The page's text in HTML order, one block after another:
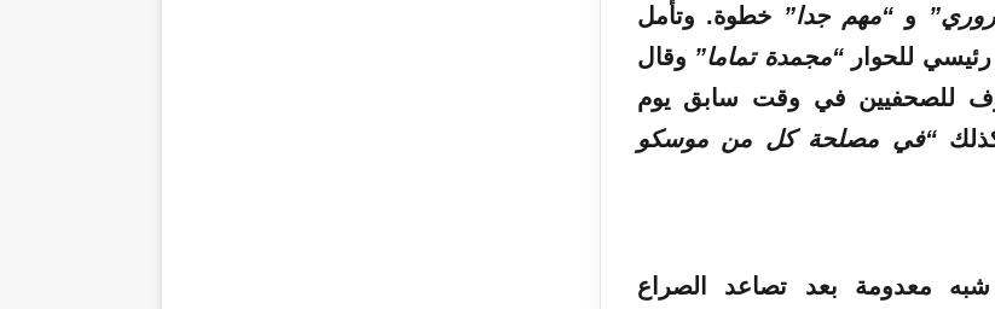
و“مهم جدا” خطوة. وتأمل
رئيسي للحوار“مجمدة تماما” وقال
للصحفيين في وقت سابق يوم
“في مصلحة كل من موسكو
شبه معدومة بعد تصاعد الصراع